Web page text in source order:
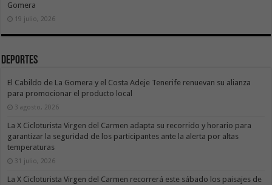
Gomera
19 julio, 2026
Deportes
El Cabildo de La Gomera y el Costa Adeje Tenerife renuevan su alianza
para promocionar el producto local
3 agosto, 2026
La X Cicloturista Virgen del Carmen adapta su recorrido y horario para
garantizar la seguridad de los participantes ante la alerta por altas
temperaturas
31 julio, 2026
La X Cicloturista Virgen del Carmen recorrerá este sábado los paisajes de